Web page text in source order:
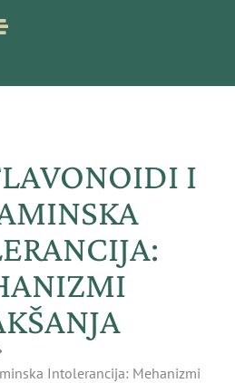
I
Intolerancija: Mehanizmi